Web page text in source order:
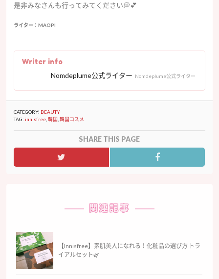
是非みなさんも行ってみてください💭💕
ライター：MAOPI
Writer info
Nomdeplume公式ライター Nomdeplume公式ライター
CATEGORY: BEAUTY
TAG: innisfree ,韓国 ,韓国コスメ
SHARE THIS PAGE
関連記事
【Innisfree】素肌美人になれる！化粧品の選び方 トラ
イアルセット🌿